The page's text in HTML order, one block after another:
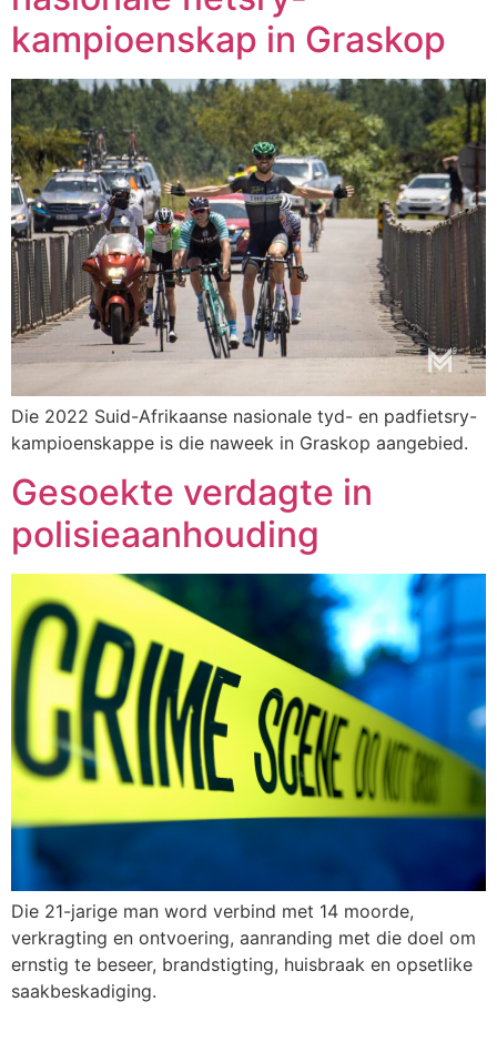
kampioenskap in Graskop
Die 2022 Suid-Afrikaanse nasionale tyd- en padfietsry-
kampioenskappe is die naweek in Graskop aangebied.
Gesoekte verdagte in
polisieaanhouding
Die 21-jarige man word verbind met 14 moorde,
verkragting en ontvoering, aanranding met die doel om
ernstig te beseer, brandstigting, huisbraak en opsetlike
saakbeskadiging.